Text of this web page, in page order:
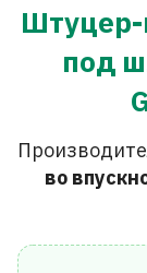
Штуцер-
под
во